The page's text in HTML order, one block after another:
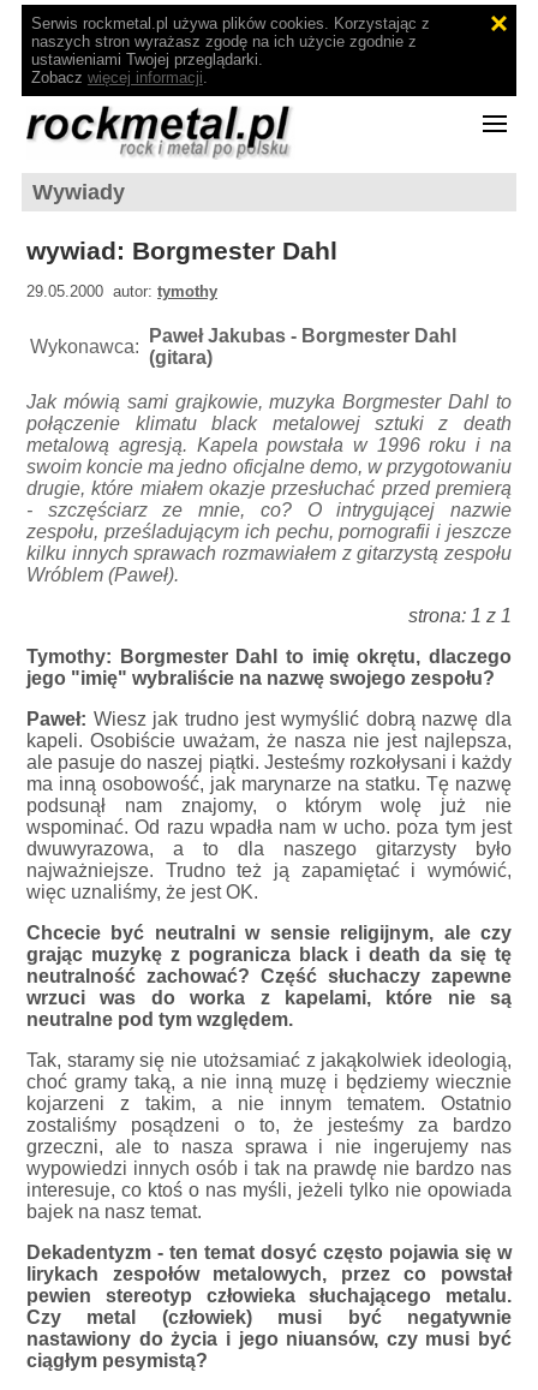
Serwis rockmetal.pl używa plików cookies. Korzystając z
naszych stron wyrażasz zgodę na ich użycie zgodnie z
ustawieniami Twojej przeglądarki.
Zobacz więcej informacji.
Wywiady
wywiad: Borgmester Dahl
29.05.2000 autor:tymothy
Wykonawca:
Paweł Jakubas - Borgmester Dahl
(gitara)
Jak mówią sami grajkowie, muzyka Borgmester Dahl to
połączenie klimatu black metalowej sztuki z death
metalową agresją. Kapela powstała w 1996 roku i na
swoim koncie ma jedno oficjalne demo, w przygotowaniu
drugie, które miałem okazje przesłuchać przed premierą
- szczęściarz ze mnie, co? O intrygującej nazwie
zespołu, prześladującym ich pechu, pornografii i jeszcze
kilku innych sprawach rozmawiałem z gitarzystą zespołu
Wróblem (Paweł).
strona: 1 z 1
Tymothy: Borgmester Dahl to imię okrętu, dlaczego
jego "imię" wybraliście na nazwę swojego zespołu?
Paweł: Wiesz jak trudno jest wymyślić dobrą nazwę dla
kapeli. Osobiście uważam, że nasza nie jest najlepsza,
ale pasuje do naszej piątki. Jesteśmy rozkołysani i każdy
ma inną osobowość, jak marynarze na statku. Tę nazwę
podsunął nam znajomy, o którym wolę już nie
wspominać. Od razu wpadła nam w ucho. poza tym jest
dwuwyrazowa, a to dla naszego gitarzysty było
najważniejsze. Trudno też ją zapamiętać i wymówić,
więc uznaliśmy, że jest OK.
Chcecie być neutralni w sensie religijnym, ale czy
grając muzykę z pogranicza black i death da się tę
neutralność zachować? Część słuchaczy zapewne
wrzuci was do worka z kapelami, które nie są
neutralne pod tym względem.
Tak, staramy się nie utożsamiać z jakąkolwiek ideologią,
choć gramy taką, a nie inną muzę i będziemy wiecznie
kojarzeni z takim, a nie innym tematem. Ostatnio
zostaliśmy posądzeni o to, że jesteśmy za bardzo
grzeczni, ale to nasza sprawa i nie ingerujemy nas
wypowiedzi innych osób i tak na prawdę nie bardzo nas
interesuje, co ktoś o nas myśli, jeżeli tylko nie opowiada
bajek na nasz temat.
Dekadentyzm - ten temat dosyć często pojawia się w
lirykach zespołów metalowych, przez co powstał
pewien stereotyp człowieka słuchającego metalu.
Czy metal (człowiek) musi być negatywnie
nastawiony do życia i jego niuansów, czy musi być
ciągłym pesymistą?